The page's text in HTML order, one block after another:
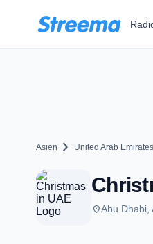
Asien chevron_right United Arab Emirates
placeAbu Dhabi,